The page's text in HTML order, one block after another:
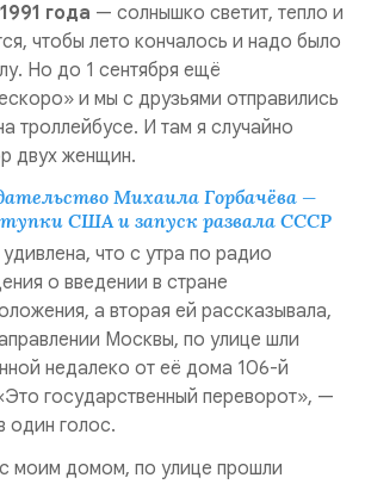
года — солнышко светит, тепло и
чтобы лето кончалось и надо было
Но до 1 сентября ещё
и мы с друзьями отправились
троллейбусе. И там я случайно
двух женщин.
Михаила Горбачёва —
США и запуск развала СССР
что с утра по радио
о введении в стране
а вторая ей рассказывала,
Москвы, по улице шли
недалеко от её дома 106-й
государственный переворот», —
один голос.
моим домом, по улице прошли